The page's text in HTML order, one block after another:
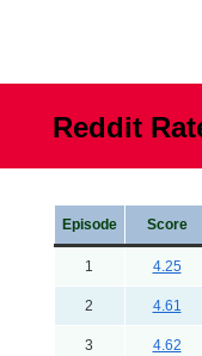
Reddit
Episode Score
1 4.25
2 4.61
3 4.62